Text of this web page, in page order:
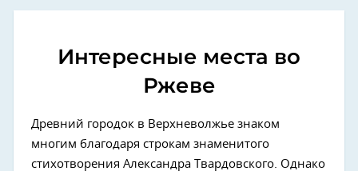
Интересные места во
Ржеве
Древний городок в Верхневолжье знаком
многим благодаря строкам знаменитого
стихотворения Александра Твардовского. Однако